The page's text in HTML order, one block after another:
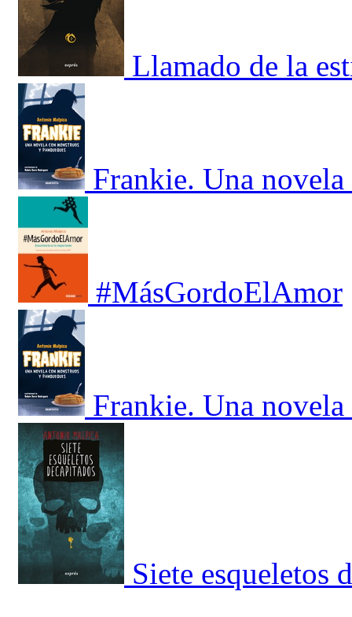
Llamado de la
Frankie. Una
#MásGordoElAmor
Frankie. Una
Siete esqueletos